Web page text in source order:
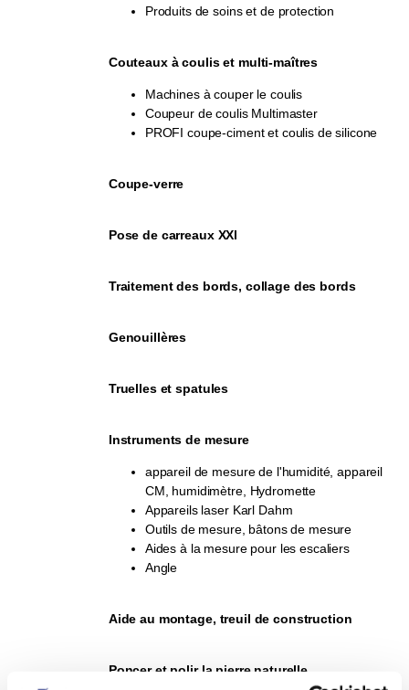
Produits de soins et de protection
Couteaux à coulis et multi-maîtres
Machines à couper le coulis
Coupeur de coulis Multimaster
PROFI coupe-ciment et coulis de silicone
Coupe-verre
Pose de carreaux XXl
Traitement des bords, collage des bords
Genouillères
Truelles et spatules
Instruments de mesure
appareil de mesure de l'humidité, appareil
CM, humidimètre, Hydromette
Appareils laser Karl Dahm
Outils de mesure, bâtons de mesure
Aides à la mesure pour les escaliers
Angle
Aide au montage, treuil de construction
Poncer et polir la pierre naturelle